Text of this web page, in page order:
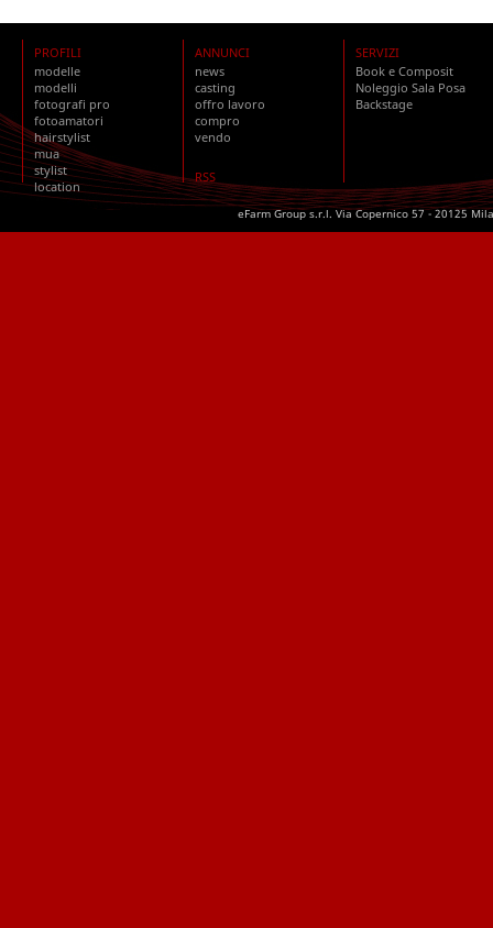
PROFILI
modelle
modelli
fotografi pro
fotoamatori
hairstylist
mua
stylist
location
ANNUNCI
news
casting
offro lavoro
compro
vendo
RSS
SERVIZI
Book e Composit
Noleggio Sala Posa
Backstage
eFarm Group s.r.l. Via Copernico 57 - 20125